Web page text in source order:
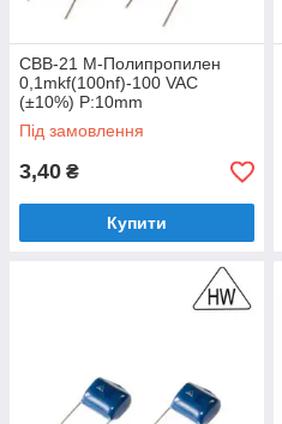
CBB-21 M-Полипропилен
0,1mkf(100nf)-100 VAC
(±10%) P:10mm
Під замовлення
3,40 ₴
Купити